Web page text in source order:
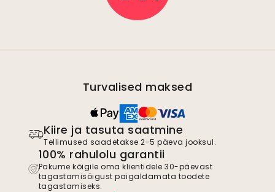
Turvalised maksed
Kiire ja tasuta saatmine
Tellimused saadetakse 2-5 päeva jooksul.
100% rahulolu garantii
Pakume kõigile oma klientidele 30-päevast
tagastamisõigust paigaldamata toodete
tagastamiseks.